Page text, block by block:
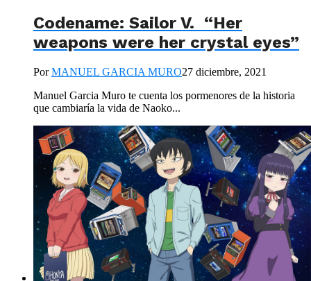
Codename: Sailor V. “Her
weapons were her crystal eyes”
PorMANUEL GARCIA MURO27 diciembre, 2021
Manuel Garcia Muro te cuenta los pormenores de la historia
que cambiaría la vida de Naoko...